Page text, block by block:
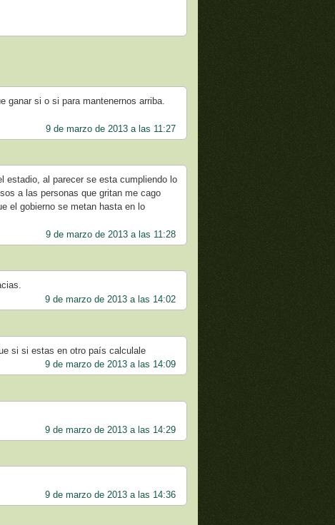
ganar si o si para mantenernos arriba.
9 de marzo de 2013 a las 11:27
estadio, al parecer se esta cumpliendo lo
a las personas que gritan me cago
el gobierno se metan hasta en lo
9 de marzo de 2013 a las 11:28
9 de marzo de 2013 a las 14:02
si si estas en otro país calculale
9 de marzo de 2013 a las 14:09
9 de marzo de 2013 a las 14:29
9 de marzo de 2013 a las 14:36